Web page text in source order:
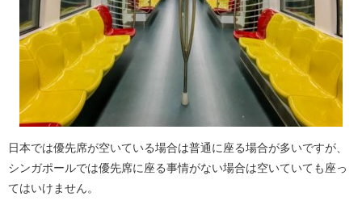
日本では優先席が空いている場合は普通に座る場合が多いですが、
シンガポールでは優先席に座る事情がない場合は空いていても座っ
てはいけません。